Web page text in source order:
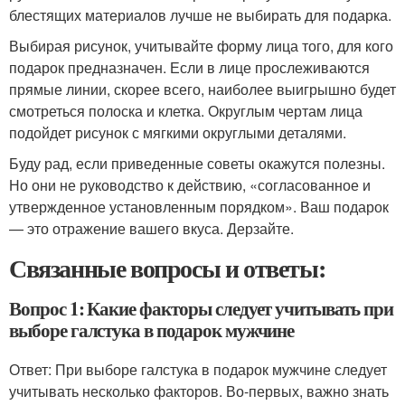
блестящих материалов лучше не выбирать для подарка.
Выбирая рисунок, учитывайте форму лица того, для кого
подарок предназначен. Если в лице прослеживаются
прямые линии, скорее всего, наиболее выигрышно будет
смотреться полоска и клетка. Округлым чертам лица
подойдет рисунок с мягкими округлыми деталями.
Буду рад, если приведенные советы окажутся полезны.
Но они не руководство к действию, «согласованное и
утвержденное установленным порядком». Ваш подарок
— это отражение вашего вкуса. Дерзайте.
Связанные вопросы и ответы:
Вопрос 1: Какие факторы следует учитывать при
выборе галстука в подарок мужчине
Ответ: При выборе галстука в подарок мужчине следует
учитывать несколько факторов. Во-первых, важно знать